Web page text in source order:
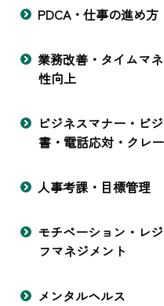
PDCA・仕事の進め方
業務改善・タイムマ
性向上
ビジネスマナー・ビ
書・電話応対・クレ
人事考課・目標管理
モチベーション・レ
フマネジメント
メンタルヘルス